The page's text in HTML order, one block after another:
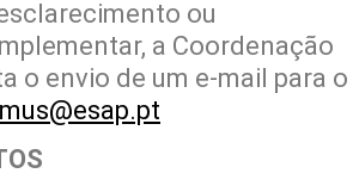
ou
a Coordenação
o envio de um e-mail para o